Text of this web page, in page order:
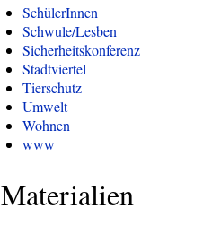
SchülerInnen
Schwule/Lesben
Sicherheitskonferenz
Stadtviertel
Tierschutz
Umwelt
Wohnen
www
Materialien